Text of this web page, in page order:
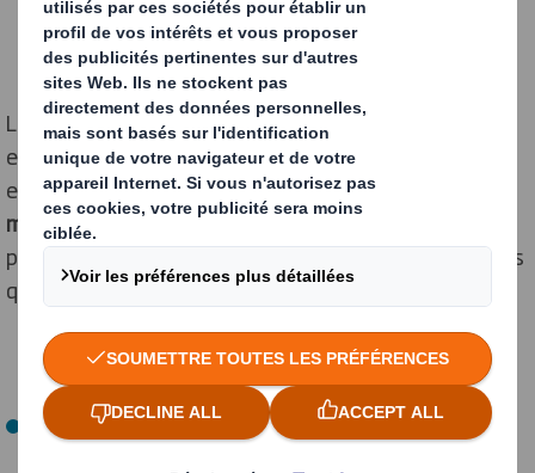
La confusion règne encore trop souvent, notamment
entre le plastique et celui à usage unique, avec pour
effet deprovoquer un plastique bashing général qui
mériterait d’être nuancé.Cependant, les emballages
plastiques posent effectivement différents problèmes
qui nécessitent de repenser leur utilisation :
Ils entraînent la production d’un important volume de